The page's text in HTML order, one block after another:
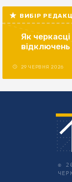
ВИБІР
Як
відключень
29 ЧЕРВНЯ 2026
©